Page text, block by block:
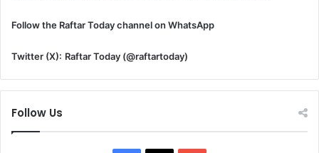
Follow the Raftar Today channel on WhatsApp
Twitter (X): Raftar Today (@raftartoday)
Follow Us